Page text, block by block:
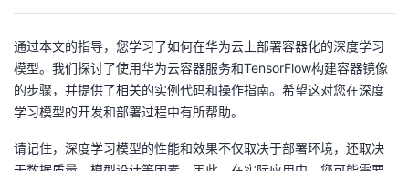
通过本文的指导，您学习了如何在华为云上部署容器化的深度学习
模型。我们探讨了使用华为云容器服务和TensorFlow构建容器镜像
的步骤，并提供了相关的实例代码和操作指南。希望这对您在深度
学习模型的开发和部署过程中有所帮助。
请记住，深度学习模型的性能和效果不仅取决于部署环境，还取决